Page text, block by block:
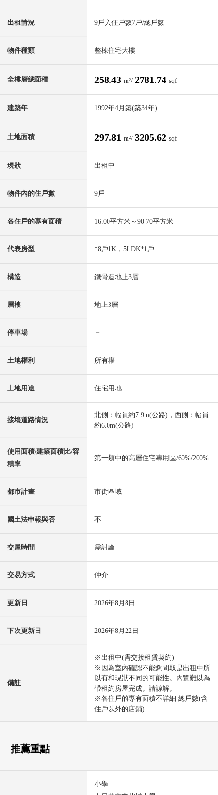
出租情況 9戶入住戶數7戶/總戶數
物件種類 整棟住宅大樓
全樓層總面積 258.43 m²/ 2781.74 sqf
建築年 1992年4月築(築34年)
土地面積 297.81 m²/ 3205.62 sqf
現狀 出租中
物件內的住戶數 9戶
各住戶的專有面積 16.00平方米～90.70平方米
代表房型 *8戶1K，5LDK*1戶
構造 鐵骨造地上3層
層樓 地上3層
停車場 －
土地權利 所有權
土地用途 住宅用地
接壤道路情況
北側：幅員約7.9m(公路)，西側：幅員
約6.0m(公路)
使用面積/建築面積比/容
積率
第一類中的高層住宅專用區/60%/200%
都市計畫 市街區域
國土法申報與否 不
交屋時間 需討論
交易方式 仲介
更新日 2026年8月8日
下次更新日 2026年8月22日
備註
※出租中(需交接租賃契約)
※因為室內確認不能夠間取是出租中所
以有和現狀不同的可能性。內覽難以為
帶租約房屋完成。請諒解。
※各住戶的專有面積不詳細 總戶數(含
住戶以外的店鋪)
推薦重點
小學